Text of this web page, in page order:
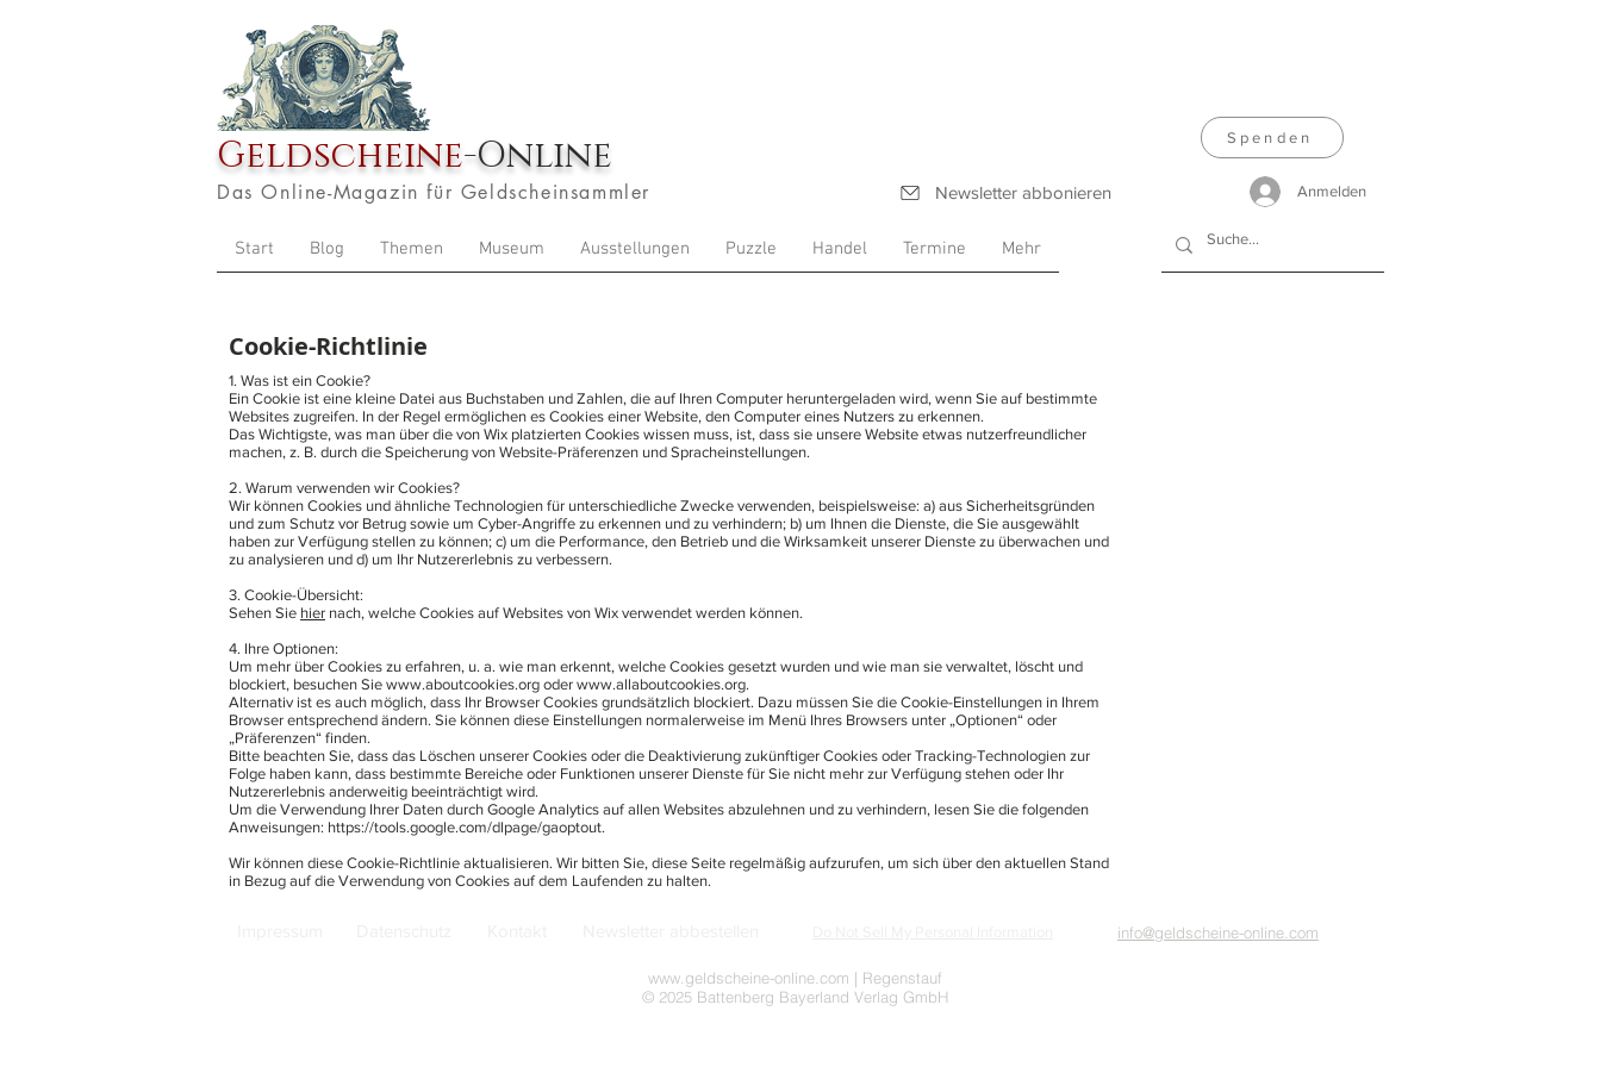
Geldscheine-Online
Das Online-Magazin für Geldscheinsammler Newsletter abbonieren
Start Blog Themen Museum Ausstellungen Puzzle Handel Termine Mehr
Spenden
Anmelden
Cookie-Richtlinie
1. Was ist ein Cookie?
Ein Cookie ist eine kleine Datei aus Buchstaben und Zahlen, die auf Ihren Computer heruntergeladen wird, wenn Sie auf bestimmte
Websites zugreifen. In der Regel ermöglichen es Cookies einer Website, den Computer eines Nutzers zu erkennen.
Das Wichtigste, was man über die von Wix platzierten Cookies wissen muss, ist, dass sie unsere Website etwas nutzerfreundlicher
machen, z. B. durch die Speicherung von Website-Präferenzen und Spracheinstellungen.
2. Warum verwenden wir Cookies?
Wir können Cookies und ähnliche Technologien für unterschiedliche Zwecke verwenden, beispielsweise: a) aus Sicherheitsgründen
und zum Schutz vor Betrug sowie um Cyber-Angriffe zu erkennen und zu verhindern; b) um Ihnen die Dienste, die Sie ausgewählt
haben zur Verfügung stellen zu können; c) um die Performance, den Betrieb und die Wirksamkeit unserer Dienste zu überwachen und
zu analysieren und d) um Ihr Nutzererlebnis zu verbessern.
3. Cookie-Übersicht:
Sehen Sie hier nach, welche Cookies auf Websites von Wix verwendet werden können.
4. Ihre Optionen:
Um mehr über Cookies zu erfahren, u. a. wie man erkennt, welche Cookies gesetzt wurden und wie man sie verwaltet, löscht und
blockiert, besuchen Sie www.aboutcookies.org oder www.allaboutcookies.org.
Alternativ ist es auch möglich, dass Ihr Browser Cookies grundsätzlich blockiert. Dazu müssen Sie die Cookie-Einstellungen in Ihrem
Browser entsprechend ändern. Sie können diese Einstellungen normalerweise im Menü Ihres Browsers unter „Optionen“ oder
„Präferenzen“ finden.
Bitte beachten Sie, dass das Löschen unserer Cookies oder die Deaktivierung zukünftiger Cookies oder Tracking-Technologien zur
Folge haben kann, dass bestimmte Bereiche oder Funktionen unserer Dienste für Sie nicht mehr zur Verfügung stehen oder Ihr
Nutzererlebnis anderweitig beeinträchtigt wird.
Um die Verwendung Ihrer Daten durch Google Analytics auf allen Websites abzulehnen und zu verhindern, lesen Sie die folgenden
Anweisungen: https://tools.google.com/dlpage/gaoptout.
Wir können diese Cookie-Richtlinie aktualisieren. Wir bitten Sie, diese Seite regelmäßig aufzurufen, um sich über den aktuellen Stand
in Bezug auf die Verwendung von Cookies auf dem Laufenden zu halten.
info@geldscheine-online.com
www.geldscheine-online.com | Regenstauf
© 2025 Battenberg Bayerland Verlag GmbH